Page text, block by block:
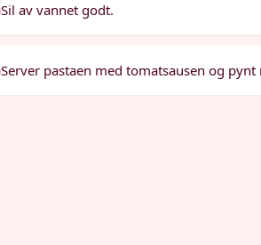
Sil av vannet godt.
Server pastaen med tomatsausen og